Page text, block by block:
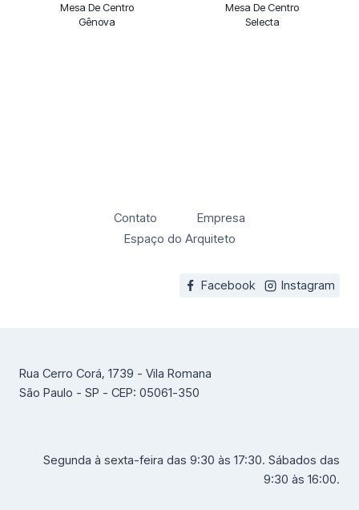
Mesa De Centro
Gênova
Mesa De Centro
Selecta
Contato
Empresa
Espaço do Arquiteto
Facebook Instagram
Rua Cerro Corá, 1739 - Vila Romana
São Paulo - SP - CEP: 05061-350
Segunda à sexta-feira das 9:30 às 17:30. Sábados das
9:30 às 16:00.